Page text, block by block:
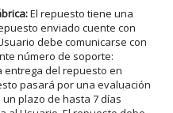
El repuesto tiene una
enviado cuente con
debe comunicarse con
número de soporte:
entrega del repuesto en
pasará por una evaluación
plazo de hasta 7 días